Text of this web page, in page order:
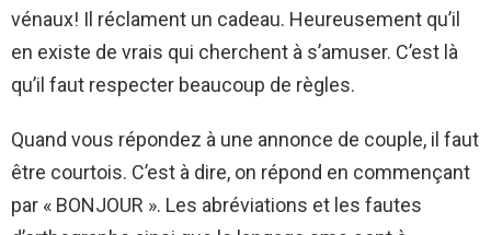
vénaux! Il réclament un cadeau. Heureusement qu’il
en existe de vrais qui cherchent à s’amuser. C’est là
qu’il faut respecter beaucoup de règles.
Quand vous répondez à une annonce de couple, il faut
être courtois. C’est à dire, on répond en commençant
par « BONJOUR ». Les abréviations et les fautes